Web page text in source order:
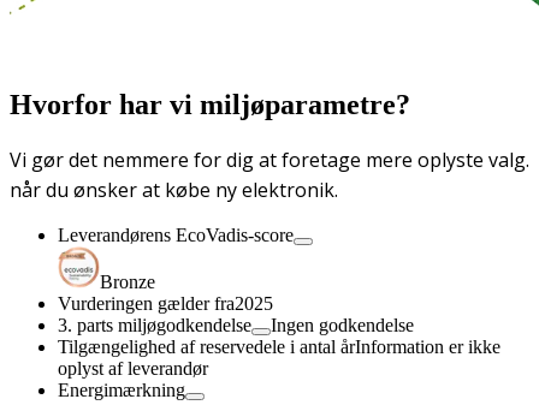
Hvorfor har vi miljøparametre?
Vi gør det nemmere for dig at foretage mere oplyste valg.
når du ønsker at købe ny elektronik.
Leverandørens EcoVadis-score
Bronze
Vurderingen gælder fra2025
3. parts miljøgodkendelse
Ingen godkendelse
Tilgængelighed af reservedele i antal årInformation er ikke
oplyst af leverandør
Energimærkning